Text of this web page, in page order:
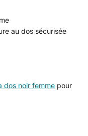
au dos sécurisée
dos noir femme pour